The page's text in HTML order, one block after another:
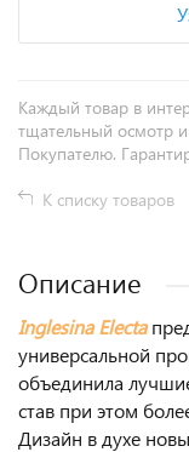
Каждый товар в
тщательный осмотр
Покупателю.
К списку товаров
Описание
Inglesina Electa
универсальной
объединила
став при этом
Дизайн в духе